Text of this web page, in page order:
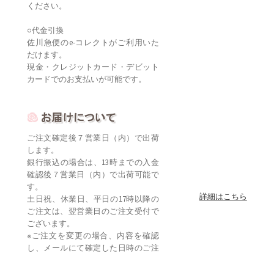
ください。
○代金引換
佐川急便のe-コレクトがご利用いた
だけます。
現金・クレジットカード・デビット
カードでのお支払いが可能です。
ご注文確定後７営業日（内）で出荷
します。
銀行振込の場合は、13時までの入金
確認後７営業日（内）で出荷可能で
す。
土日祝、休業日、平日の17時以降の
ご注文は、翌営業日のご注文受付で
ございます。
※ご注文を変更の場合、内容を確認
し、メールにて確定した日時のご注
詳細はこちら